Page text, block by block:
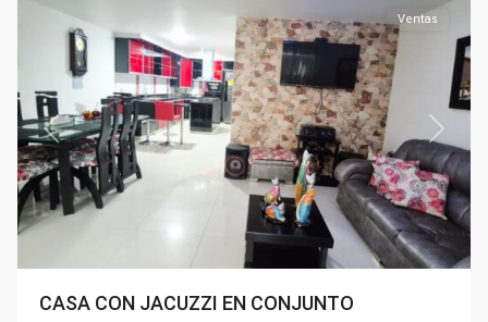
Previous Next
Ventas
CASA CON JACUZZI EN CONJUNTO